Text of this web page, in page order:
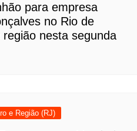
para empresa
no Rio de
região nesta segunda
e Região (RJ)